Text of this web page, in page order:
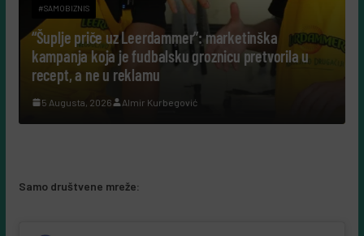
#SAMOBIZNIS
“Šuplje priče uz Leerdammer”: marketinška
kampanja koja je fudbalsku groznicu pretvorila u
recept, a ne u reklamu
5 Augusta, 2026 Almir Kurbegović
Samo društvene mreže: